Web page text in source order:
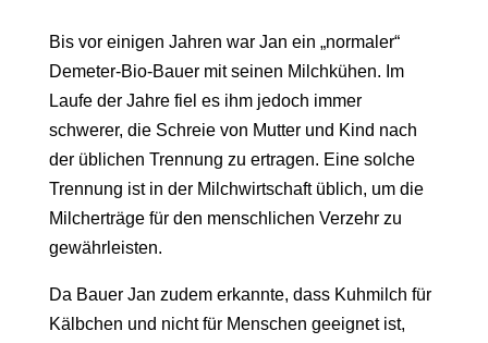
Bis vor einigen Jahren war Jan ein „normaler“
Demeter-Bio-Bauer mit seinen Milchkühen. Im
Laufe der Jahre fiel es ihm jedoch immer
schwerer, die Schreie von Mutter und Kind nach
der üblichen Trennung zu ertragen. Eine solche
Trennung ist in der Milchwirtschaft üblich, um die
Milcherträge für den menschlichen Verzehr zu
gewährleisten.
Da Bauer Jan zudem erkannte, dass Kuhmilch für
Kälbchen und nicht für Menschen geeignet ist,